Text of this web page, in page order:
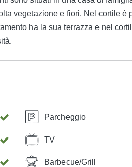
vegetazione e fiori. Nel cortile è
ha la sua terrazza e nel
Parcheggio
TV
Barbecue/Grill